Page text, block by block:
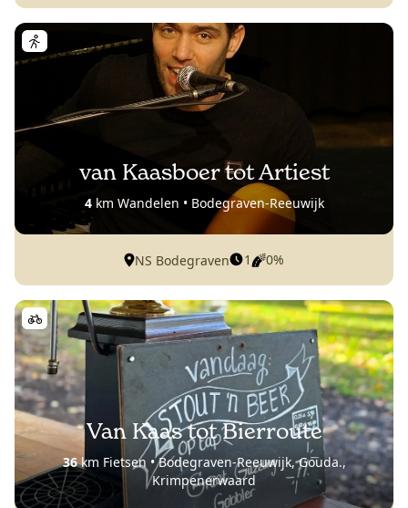
van Kaasboer tot Artiest
4km Wandelen • Bodegraven-Reeuwijk
NS Bodegraven 1 0%
Van Kaas tot Bierroute
36km Fietsen • Bodegraven-Reeuwijk, Gouda.,
Krimpenerwaard